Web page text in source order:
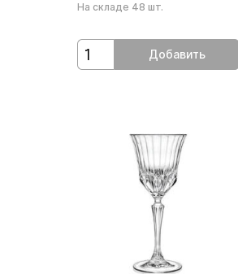
На складе 48 шт.
Добавить